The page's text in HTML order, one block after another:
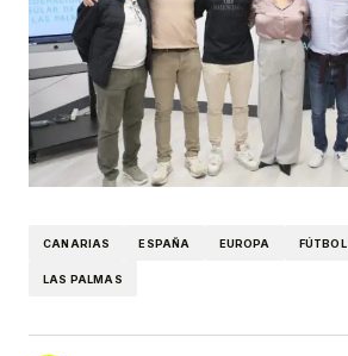
CANARIAS ESPAÑA EUROPA FÚTBOL
LAS PALMAS